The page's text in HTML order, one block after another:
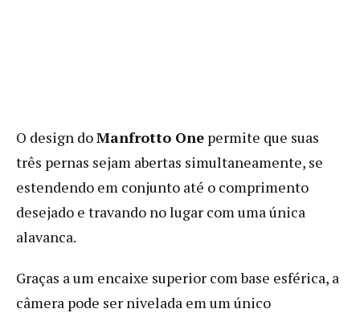
O design doManfrotto One permite que suas
três pernas sejam abertas simultaneamente, se
estendendo em conjunto até o comprimento
desejado e travando no lugar com uma única
alavanca.
Graças a um encaixe superior com base esférica, a
câmera pode ser nivelada em um único